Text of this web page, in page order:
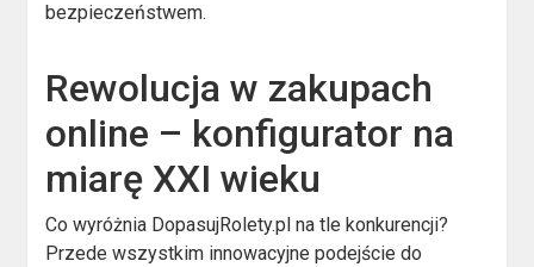
bezpieczeństwem.
Rewolucja w zakupach
online – konfigurator na
miarę XXI wieku
Co wyróżnia DopasujRolety.pl na tle konkurencji?
Przede wszystkim innowacyjne podejście do